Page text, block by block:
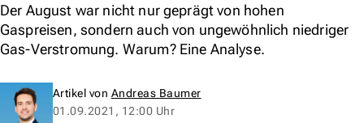
Der August war nicht nur geprägt von hohen
Gaspreisen, sondern auch von ungewöhnlich niedriger
Gas-Verstromung. Warum? Eine Analyse.
Artikel von Andreas Baumer
01.09.2021, 12:00 Uhr